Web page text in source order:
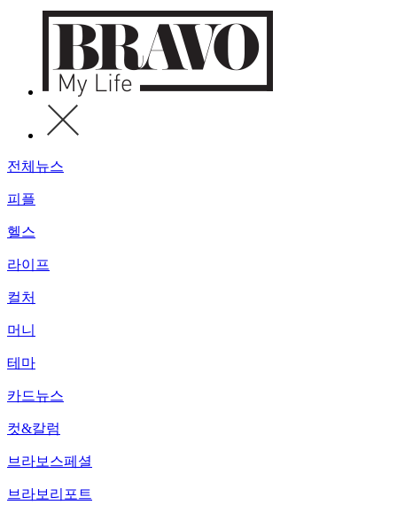
전체뉴스
피플
헬스
라이프
컬처
머니
테마
카드뉴스
컷&칼럼
브라보스페셜
브라보리포트